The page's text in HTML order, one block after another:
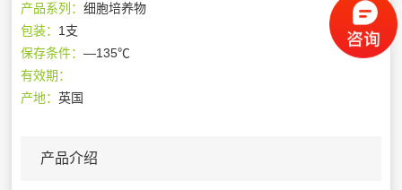
产品系列：细胞培养物
包装： 1支
保存条件：—135℃
有效期：
产地：英国
产品介绍